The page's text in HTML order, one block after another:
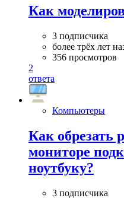
Как
3 подписчика
более трёх лет
356 просмотров
2
ответа
Компьютеры
Как обрезать
мониторе
ноутбуку?
3 подписчика